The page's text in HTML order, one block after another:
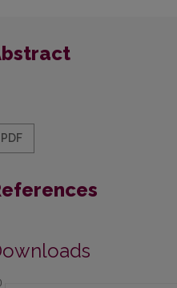
PDF